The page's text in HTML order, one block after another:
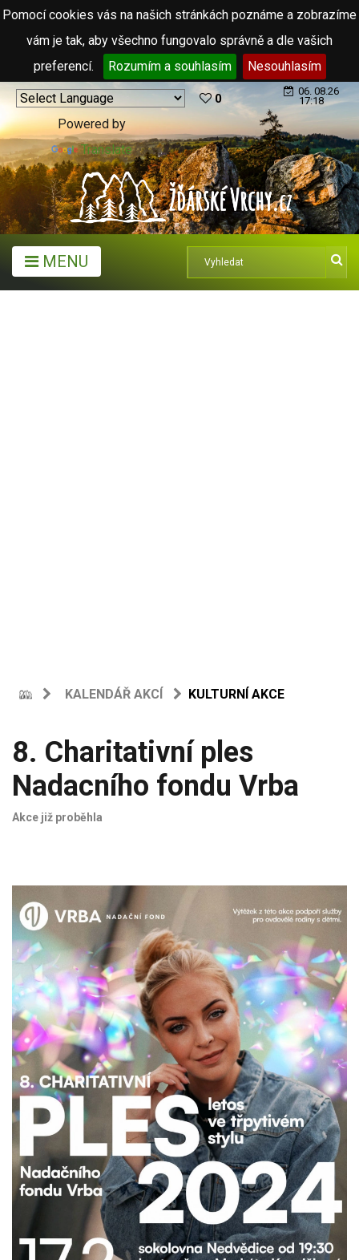
Pomocí cookies vás na našich stránkách poznáme a zobrazíme
vám je tak, aby všechno fungovalo správně a dle vašich
preferencí.
Rozumím a souhlasím Nesouhlasím
Powered by
Translate
0
06. 08.26
17:18
MENU
KALENDÁŘ AKCÍ KULTURNÍ AKCE
8. Charitativní ples
Nadacního fondu Vrba
Akce již proběhla